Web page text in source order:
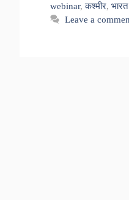
webinar,कश्मीर,
Leave a